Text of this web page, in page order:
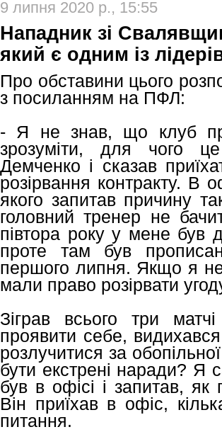
9 липня 2020 р., 15:55
Нападник зі
який є одним із
Про обставини цього
з посиланням на ПФЛ:
- Я не знав, що клуб
зрозуміти, для чого
Демченко і сказав
розірвання контракту. В
якого запитав причину
головний тренер не
півтора року у мене був
проте там був
першого липня. Якщо я
мали право розірвати
Зіграв всього три
проявити себе,
розлучитися за
бути екстрені наради? Я
був в офісі і запитав, як
Він приїхав в офіс,
питання.